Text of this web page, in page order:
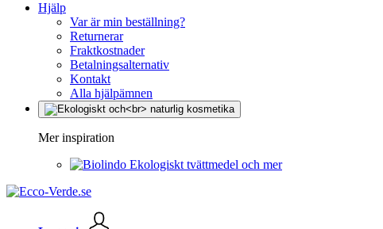
Hjälp
Var är min beställning?
Returnerar
Fraktkostnader
Betalningsalternativ
Kontakt
Alla hjälpämnen
Mer inspiration
Ekologiskt tvättmedel och mer